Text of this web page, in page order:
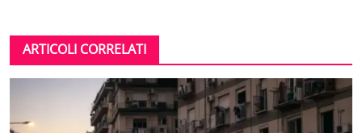
ARTICOLI CORRELATI